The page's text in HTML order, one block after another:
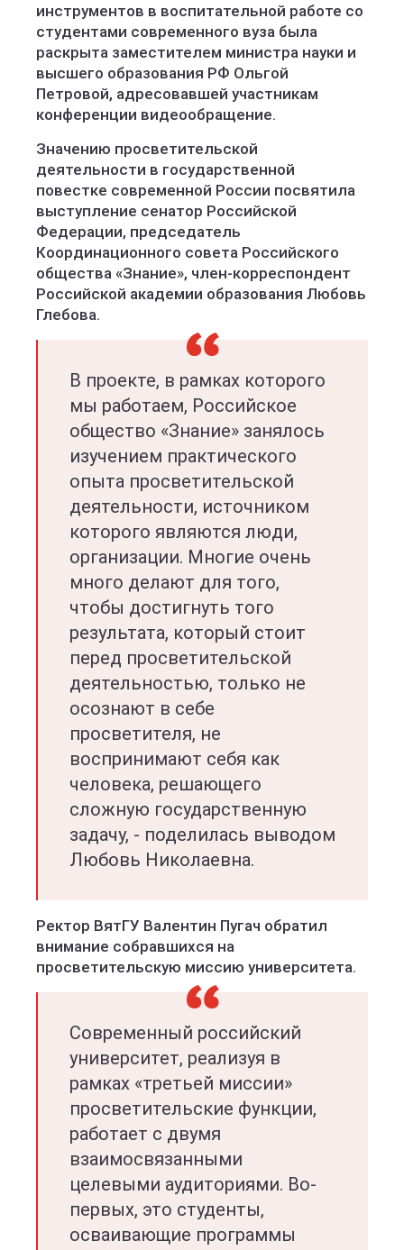
инструментов в воспитательной работе со
студентами современного вуза была
раскрыта заместителем министра науки и
высшего образования РФ Ольгой
Петровой, адресовавшей участникам
конференции видеообращение.
Значению просветительской
деятельности в государственной
повестке современной России посвятила
выступление сенатор Российской
Федерации, председатель
Координационного совета Российского
общества «Знание», член-корреспондент
Российской академии образования Любовь
Глебова.
В проекте, в рамках которого
мы работаем, Российское
общество «Знание» занялось
изучением практического
опыта просветительской
деятельности, источником
которого являются люди,
организации. Многие очень
много делают для того,
чтобы достигнуть того
результата, который стоит
перед просветительской
деятельностью, только не
осознают в себе
просветителя, не
воспринимают себя как
человека, решающего
сложную государственную
задачу, - поделилась выводом
Любовь Николаевна.
Ректор ВятГУ Валентин Пугач обратил
внимание собравшихся на
просветительскую миссию университета.
Современный российский
университет, реализуя в
рамках «третьей миссии»
просветительские функции,
работает с двумя
взаимосвязанными
целевыми аудиториями. Во-
первых, это студенты,
осваивающие программы